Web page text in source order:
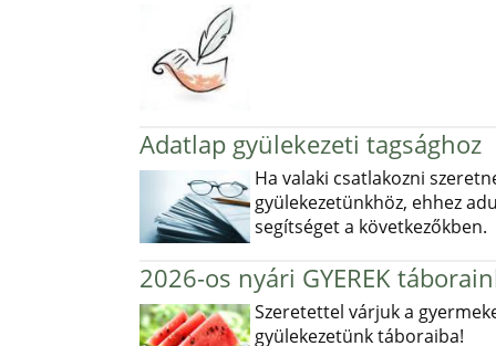
Adatlap gyülekezeti tagsághoz
Ha valaki csatlakozni
gyülekezetünkhöz, ehhez
segítséget a következőkben.
2026-os nyári GYEREK
Szeretettel várjuk a
gyülekezetünk táboraiba!